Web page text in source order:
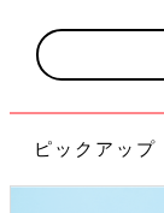
ピックアップ